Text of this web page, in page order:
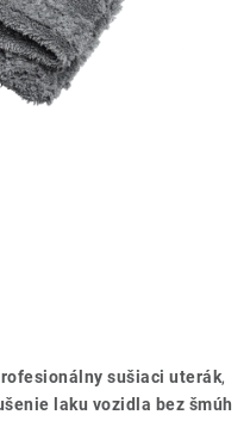
sušiaci uterák,
laku vozidla bez šmúh